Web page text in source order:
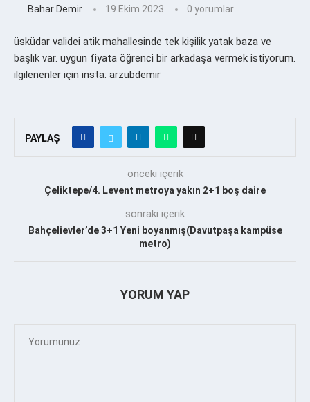
Bahar Demir 19 Ekim 2023 0 yorumlar
üsküdar validei atik mahallesinde tek kişilik yatak baza ve
başlık var. uygun fiyata öğrenci bir arkadaşa vermek istiyorum.
ilgilenenler için insta: arzubdemir
PAYLAŞ
önceki içerik
Çeliktepe/4. Levent metroya yakın 2+1 boş daire
sonraki içerik
Bahçelievler’de 3+1 Yeni boyanmış(Davutpaşa kampüse
metro)
YORUM YAP